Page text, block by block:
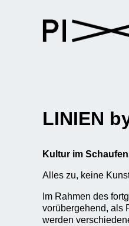
LINIEN
Kultur im
Alles zu, keine
Im Rahmen des
vorübergehend, als
werden